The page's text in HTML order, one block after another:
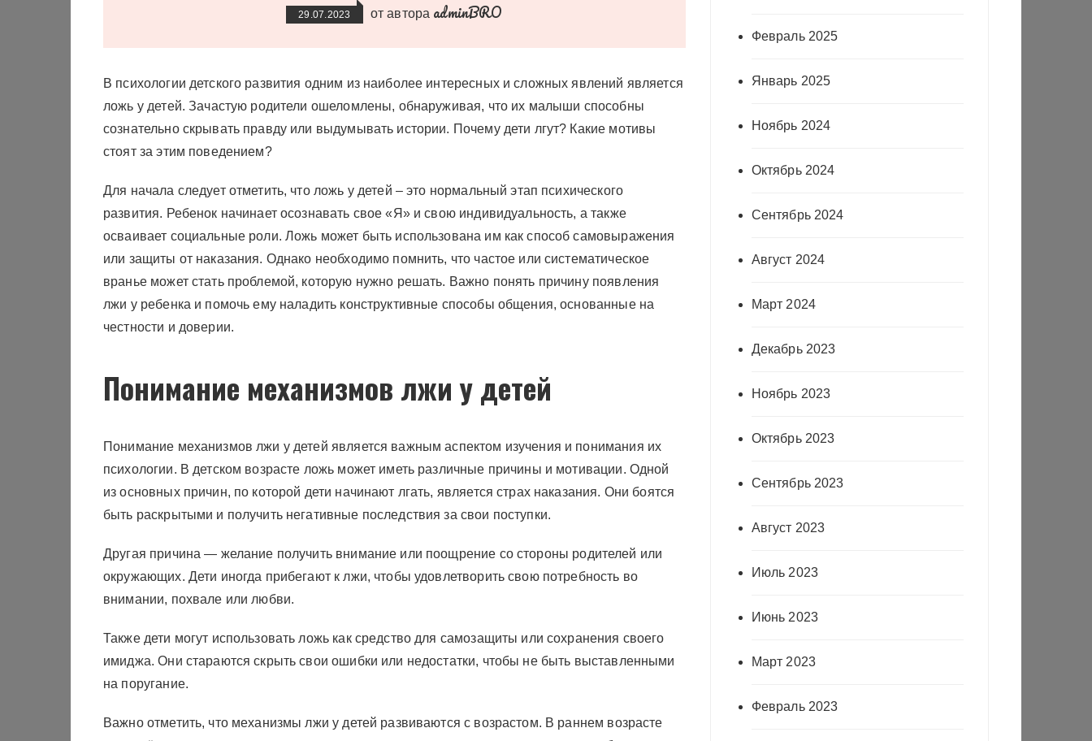
29.07.2023 от автора adminBRO
В психологии детского развития одним из наиболее интересных и сложных явлений является
ложь у детей. Зачастую родители ошеломлены, обнаруживая, что их малыши способны
сознательно скрывать правду или выдумывать истории. Почему дети лгут? Какие мотивы
стоят за этим поведением?
Для начала следует отметить, что ложь у детей – это нормальный этап психического
развития. Ребенок начинает осознавать свое «Я» и свою индивидуальность, а также
осваивает социальные роли. Ложь может быть использована им как способ самовыражения
или защиты от наказания. Однако необходимо помнить, что частое или систематическое
вранье может стать проблемой, которую нужно решать. Важно понять причину появления
лжи у ребенка и помочь ему наладить конструктивные способы общения, основанные на
честности и доверии.
Понимание механизмов лжи у детей
Понимание механизмов лжи у детей является важным аспектом изучения и понимания их
психологии. В детском возрасте ложь может иметь различные причины и мотивации. Одной
из основных причин, по которой дети начинают лгать, является страх наказания. Они боятся
быть раскрытыми и получить негативные последствия за свои поступки.
Другая причина — желание получить внимание или поощрение со стороны родителей или
окружающих. Дети иногда прибегают к лжи, чтобы удовлетворить свою потребность во
внимании, похвале или любви.
Также дети могут использовать ложь как средство для самозащиты или сохранения своего
имиджа. Они стараются скрыть свои ошибки или недостатки, чтобы не быть выставленными
на поругание.
Важно отметить, что механизмы лжи у детей развиваются с возрастом. В раннем возрасте
Февраль 2025
Январь 2025
Ноябрь 2024
Октябрь 2024
Сентябрь 2024
Август 2024
Март 2024
Декабрь 2023
Ноябрь 2023
Октябрь 2023
Сентябрь 2023
Август 2023
Июль 2023
Июнь 2023
Март 2023
Февраль 2023